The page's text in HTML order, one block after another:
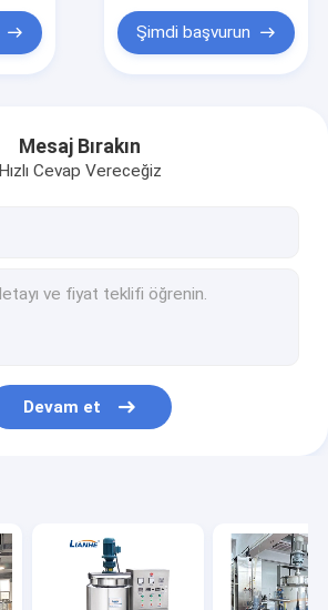
Şimdi başvurun
Mesaj Bırakın
Hızlı Cevap Vereceğiz
Devam et